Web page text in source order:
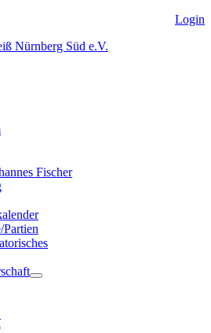
Login
Fischer
Partien